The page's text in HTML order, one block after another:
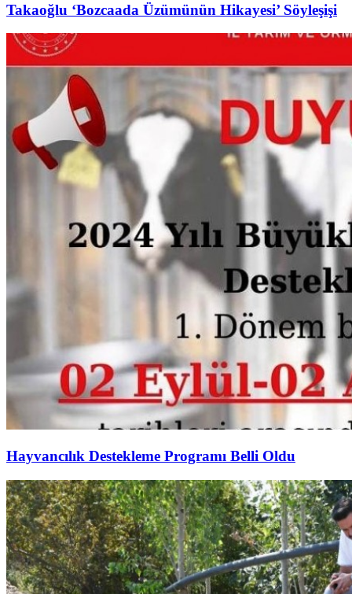
Takaoğlu ‘Bozcaada Üzümünün Hikayesi’ Söyleşişi
Hayvancılık Destekleme Programı Belli Oldu